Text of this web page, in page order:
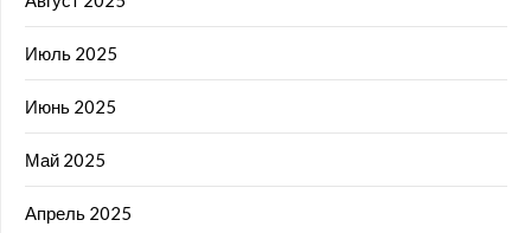
Июль 2025
Июнь 2025
Май 2025
Апрель 2025